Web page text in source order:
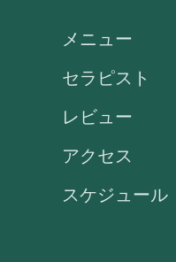
メニュー
セラピスト
レビュー
アクセス
スケジュール